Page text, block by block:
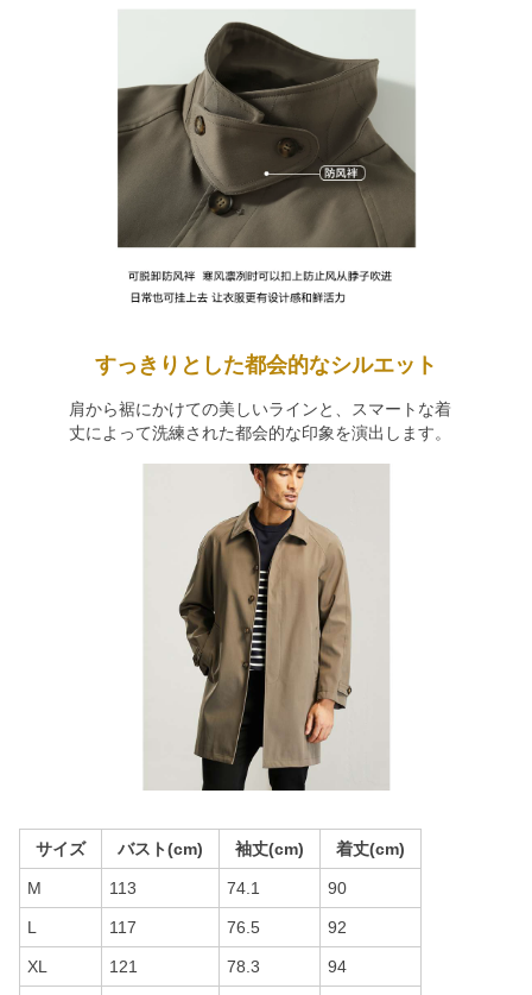
すっきりとした都会的なシルエット
肩から裾にかけての美しいラインと、スマートな着
丈によって洗練された都会的な印象を演出します。
サイズ バスト(cm) 袖丈(cm) 着丈(cm)
M 113 74.1 90
L 117 76.5 92
XL 121 78.3 94